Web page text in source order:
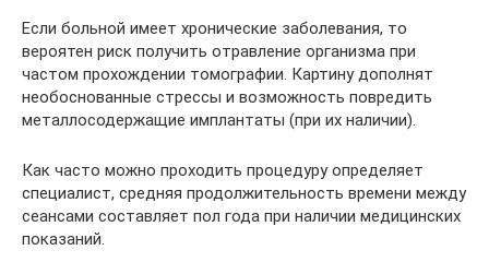
Если больной имеет хронические заболевания, то
вероятен риск получить отравление организма при
частом прохождении томографии. Картину дополнят
необоснованные стрессы и возможность повредить
металлосодержащие имплантаты (при их наличии).
Как часто можно проходить процедуру определяет
специалист, средняя продолжительность времени между
сеансами составляет пол года при наличии медицинских
показаний.